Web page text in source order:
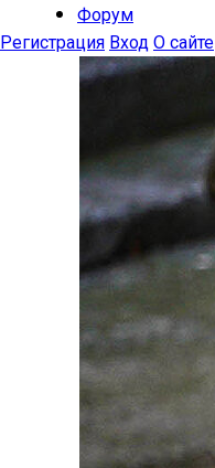
Форум
Регистрация ВходО сайте